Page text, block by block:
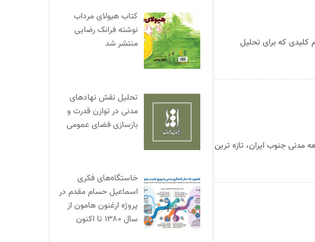
که برای تحلیل
کتاب «زن بوشهری در حقوق و قضا» راهی بازار نشر شد به گزارش وبسایت هامون ایران؛ تارنمای جامعه مدنی جنوب ایران، تازه ‎ترین
کتاب هیولای مرداب
نوشته فرانک رضایی
منتشر شد
تحلیل نقش نهادهای
مدنی در توازن قدرت و
بازسازی فضای عمومی
خاستگاه‌های فکری
اسماعیل حسام مقدم در
پروژه ارغنون هامون از
سال ۱۳۸۰ تا اکنون